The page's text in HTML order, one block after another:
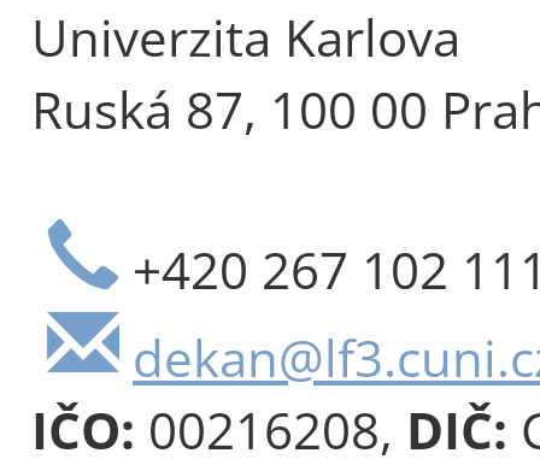
Univerzita Karlova
Ruská 87, 100 00
+420 267 102
IČO: 00216208, DIČ: